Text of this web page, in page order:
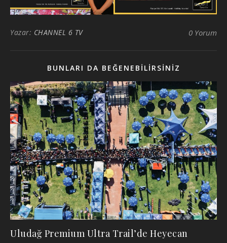
Yazar: CHANNEL 6 TV 0 Yorum
BUNLARI DA BEĞENEBILIRSINIZ
Uludağ Premium Ultra Trail’de Heyecan